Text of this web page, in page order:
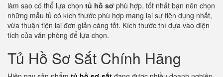
làm sao có thể lựa chọn tủ hồ sơ phù hợp, tốt nhất bạn nên chọn
những mẫu tủ có kích thước phù hợp mang lại sự tiện dụng nhất,
vừa thuận tiện lại đơn giản càng tốt. Kích thước thì dựa vào diện
tích của văn phòng để lựa chọn.
Tủ Hồ Sơ Sắt Chính Hãng